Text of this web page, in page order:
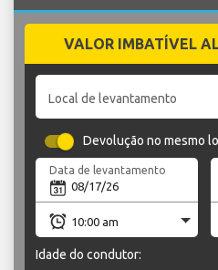
VALOR IMBATÍVEL
Local de levantamento
Devolução no mesmo
Data de levantamento
Idade do condutor: